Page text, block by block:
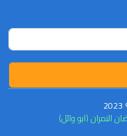
النمران (ابو وائل)